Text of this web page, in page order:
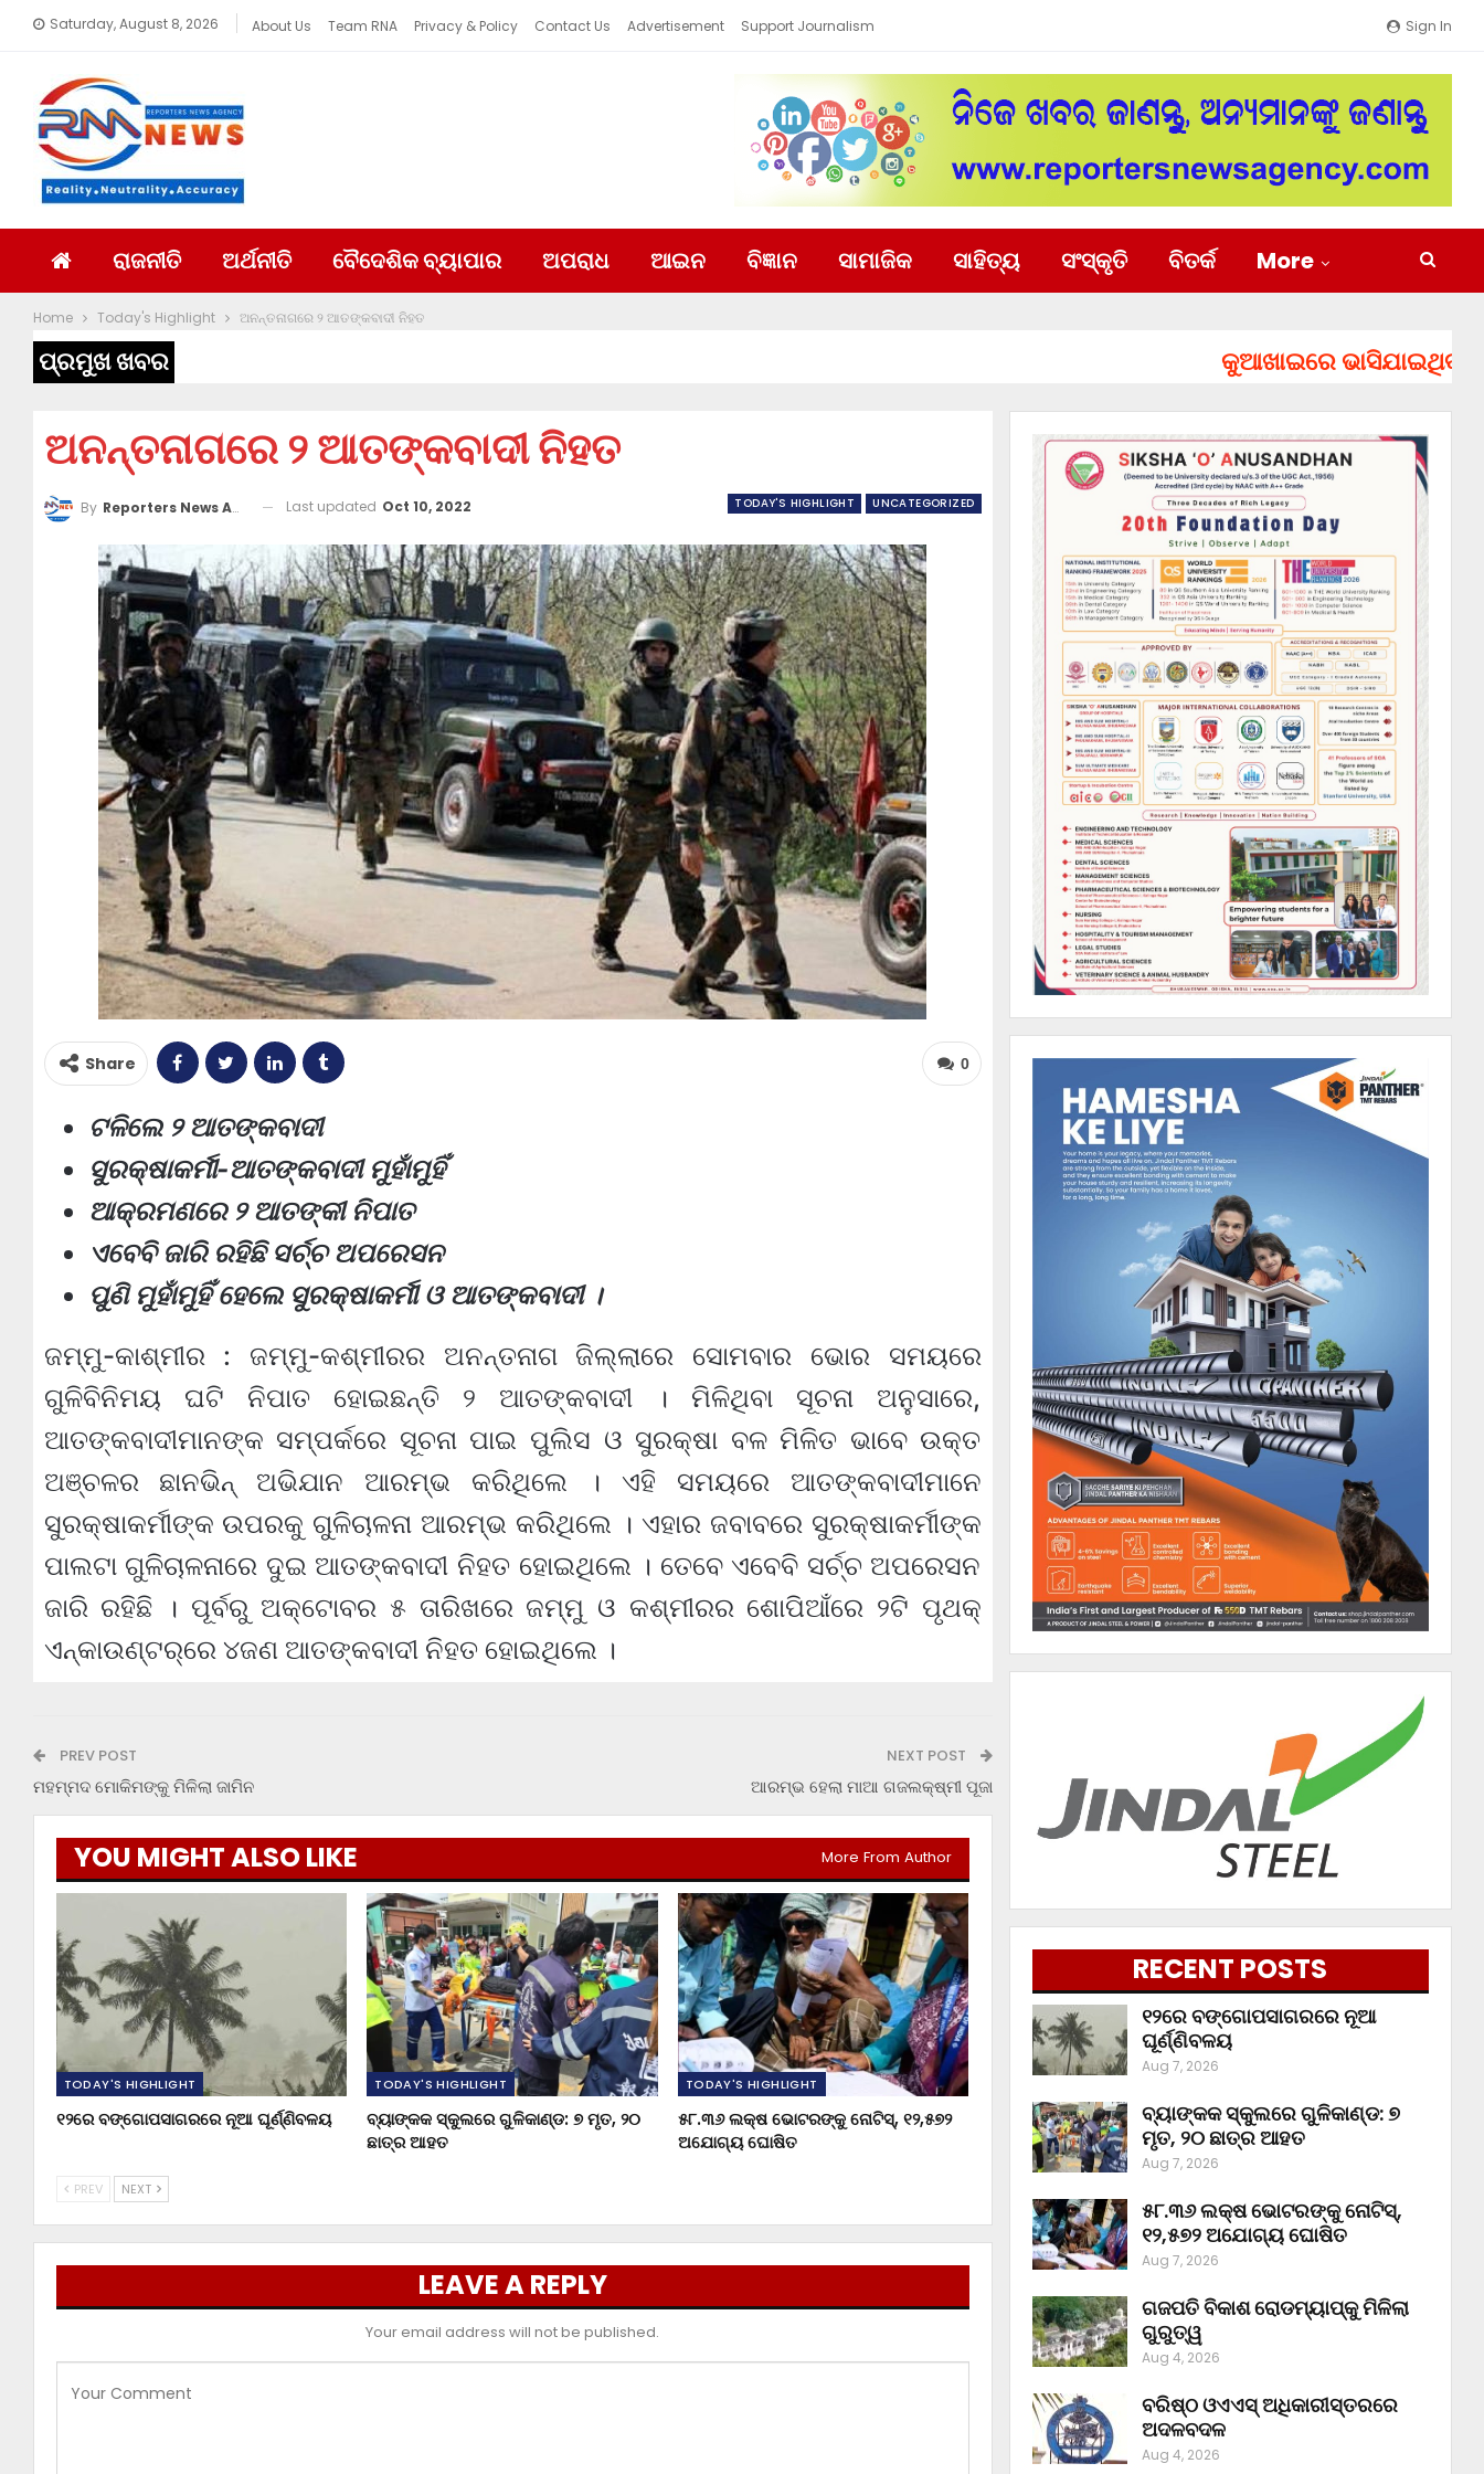
Sign In
Saturday, August 8, 2026 About Us Team RNA Privacy & Policy Contact Us Advertisement Support Journalism
ରାଜନୀତି ଅର୍ଥନୀତି ବୈଦେଶିକ ବ୍ୟାପାର ଅପରାଧ ଆଇନ ବିଜ୍ଞାନ ସାମାଜିକ ସାହିତ୍ୟ ସଂସ୍କୃତି ବିତର୍କ More
Home Today's Highlight ଅନନ୍ତନାଗରେ ୨ ଆତଙ୍କବାଦୀ ନିହତ
ପ୍ରମୁଖ ଖବର କୁଆଖାଇରେ ଭାସିଯାଇଥିବା ୨
ଅନନ୍ତନାଗରେ ୨ ଆତଙ୍କବାଦୀ ନିହତ
TODAY'S HIGHLIGHT UNCATEGORIZED
By Reporters News Agency Last updated Oct 10, 2022
0
Share
ଟଳିଲେ ୨ ଆତଙ୍କବାଦୀ
ସୁରକ୍ଷାକର୍ମୀ-ଆତଙ୍କବାଦୀ ମୁହାଁମୁହିଁ
ଆକ୍ରମଣରେ ୨ ଆତଙ୍କୀ ନିପାତ
ଏବେବି ଜାରି ରହିଛି ସର୍ଚ୍ଚ ଅପରେସନ
ପୁଣି ମୁହାଁମୁହିଁ ହେଲେ ସୁରକ୍ଷାକର୍ମୀ ଓ ଆତଙ୍କବାଦୀ ।
ଜମ୍ମୁ-କାଶ୍ମୀର : ଜମ୍ମୁ-କଶ୍ମୀରର ଅନନ୍ତନାଗ ଜିଲ୍ଲାରେ ସୋମବାର ଭୋର ସମୟରେ
ଗୁଳିବିନିମୟ ଘଟି ନିପାତ ହୋଇଛନ୍ତି ୨ ଆତଙ୍କବାଦୀ । ମିଳିଥିବା ସୂଚନା ଅନୁସାରେ,
ଆତଙ୍କବାଦୀମାନଙ୍କ ସମ୍ପର୍କରେ ସୂଚନା ପାଇ ପୁଲିସ ଓ ସୁରକ୍ଷା ବଳ ମିଳିତ ଭାବେ ଉକ୍ତ
ଅଞ୍ଚଳର ଛାନଭିନ୍ ଅଭିଯାନ ଆରମ୍ଭ କରିଥିଲେ । ଏହି ସମୟରେ ଆତଙ୍କବାଦୀମାନେ
ସୁରକ୍ଷାକର୍ମୀଙ୍କ ଉପରକୁ ଗୁଳିଚାଳନା ଆରମ୍ଭ କରିଥିଲେ । ଏହାର ଜବାବରେ ସୁରକ୍ଷାକର୍ମୀଙ୍କ
ପାଲଟା ଗୁଳିଚାଳନାରେ ଦୁଇ ଆତଙ୍କବାଦୀ ନିହତ ହୋଇଥିଲେ । ତେବେ ଏବେବି ସର୍ଚ୍ଚ ଅପରେସନ
ଜାରି ରହିଛି । ପୂର୍ବରୁ ଅକ୍ଟୋବର ୫ ତାରିଖରେ ଜମ୍ମୁ ଓ କଶ୍ମୀରର ଶୋପିଆଁରେ ୨ଟି ପୃଥକ୍‌
ଏନ୍‌କାଉଣ୍ଟର୍‌ରେ ୪ଜଣ ଆତଙ୍କବାଦୀ ନିହତ ହୋଇଥିଲେ ।
PREV POST
ମହମ୍ମଦ ମୋକିମଙ୍କୁ ମିଳିଲା ଜାମିନ
NEXT POST
ଆରମ୍ଭ ହେଲା ମାଆ ଗଜଲକ୍ଷ୍ମୀ ପୂଜା
YOU MIGHT ALSO LIKE More From Author
TODAY'S HIGHLIGHT
୧୨ରେ ବଙ୍ଗୋପସାଗରରେ ନୂଆ ଘୂର୍ଣ୍ଣିବଳୟ
TODAY'S HIGHLIGHT
ବ୍ୟାଙ୍କକ ସ୍କୁଲରେ ଗୁଳିକାଣ୍ଡ: ୭ ମୃତ, ୨୦
ଛାତ୍ର ଆହତ
TODAY'S HIGHLIGHT
୫୮.୩୬ ଲକ୍ଷ ଭୋଟରଙ୍କୁ ନୋଟିସ୍‌, ୧୨,୫୭୨
ଅଯୋଗ୍ୟ ଘୋଷିତ
PREV NEXT
LEAVE A REPLY
Your email address will not be published.
RECENT POSTS
୧୨ରେ ବଙ୍ଗୋପସାଗରରେ ନୂଆ
ଘୂର୍ଣ୍ଣିବଳୟ
Aug 7, 2026
ବ୍ୟାଙ୍କକ ସ୍କୁଲରେ ଗୁଳିକାଣ୍ଡ: ୭
ମୃତ, ୨୦ ଛାତ୍ର ଆହତ
Aug 7, 2026
୫୮.୩୬ ଲକ୍ଷ ଭୋଟରଙ୍କୁ ନୋଟିସ୍‌,
୧୨,୫୭୨ ଅଯୋଗ୍ୟ ଘୋଷିତ
Aug 7, 2026
ଗଜପତି ବିକାଶ ରୋଡମ୍ୟାପ୍‌କୁ ମିଳିଲା
ଗୁରୁତ୍ୱ
Aug 4, 2026
ବରିଷ୍ଠ ଓଏଏସ୍‌ ଅଧିକାରୀସ୍ତରରେ
ଅଦଳବଦଳ
Aug 4, 2026